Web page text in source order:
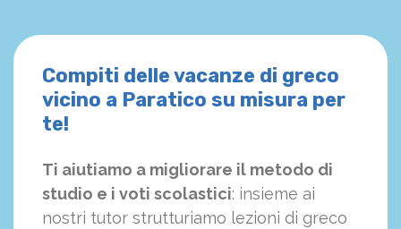
Compiti delle vacanze di greco
vicino a Paratico su misura per
te!
Ti aiutiamo a migliorare il metodo di
studio e i voti scolastici: insieme ai
nostri tutor strutturiamo lezioni di greco